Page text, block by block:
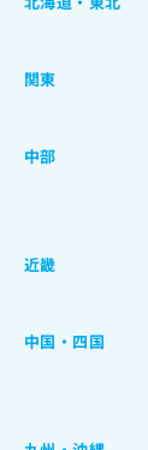
関東
中部
近畿
中国・四国